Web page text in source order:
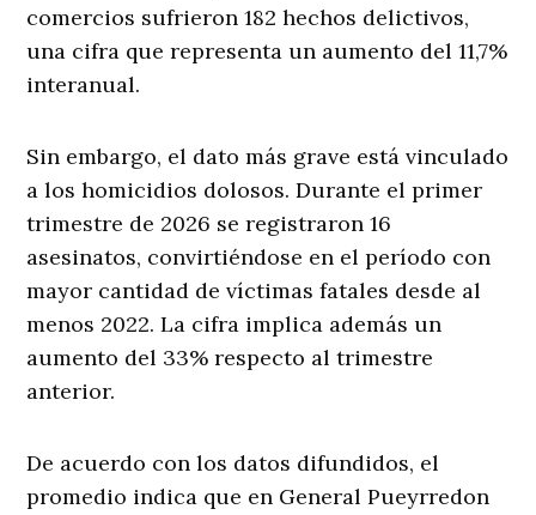
comercios sufrieron 182 hechos delictivos,
una cifra que representa un aumento del 11,7%
interanual.
Sin embargo, el dato más grave está vinculado
a los homicidios dolosos. Durante el primer
trimestre de 2026 se registraron 16
asesinatos, convirtiéndose en el período con
mayor cantidad de víctimas fatales desde al
menos 2022. La cifra implica además un
aumento del 33% respecto al trimestre
anterior.
De acuerdo con los datos difundidos, el
promedio indica que en General Pueyrredon